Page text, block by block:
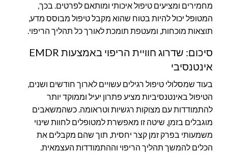
מחמירים ומציעים טיפול איכותי ומותאם לפרטים. בכך,
המטופל יכול להיות בטוח שהוא מקבל טיפול מבוסס מדע,
תוצאות מוכחות, ומעטפת תומכת לאורך כל תהליך הריפוי.
סיכום: שדרוג חוויית הריפוי באמצעות EMDR
אינטנסיבי
בעוד שמסלולי טיפול רגילים עשויים לארוך חודשים ושנים,
הטיפול באינטנסיביות מציע פתרון יעיל וממוקד יותר
להתמודדות עם מצוקות רגשיות וטראומה. כשהמשאבים
מוגבלים בזמן, שיטה זו מאפשרת למטופלים לחוות שינוי
משמעותי בפרק זמן קצר יחסית, תוך שהם מקבלים את
הכלים להמשך תהליך הריפוי וההתמודדות העצמאית.